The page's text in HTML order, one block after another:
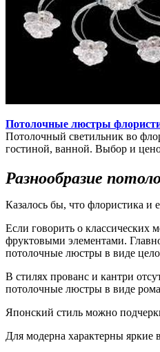
Потолочные люстры
Потолочный светильник во
гостиной, ванной. Выбор и
Разнообразие
Казалось бы, что флористика и
Если говорить о классических
фруктовыми элементами.
потолочные люстры в виде
В стилях прованс и кантри
потолочные люстры в виде
Японский стиль можно
Для модерна характерны